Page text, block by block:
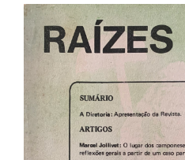
Barra
lateral
de
artigos